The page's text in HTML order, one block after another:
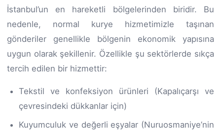
İstanbul’un en hareketli bölgelerinden biridir. Bu
nedenle, normal kurye hizmetimizle taşınan
gönderiler genellikle bölgenin ekonomik yapısına
uygun olarak şekillenir. Özellikle şu sektörlerde sıkça
tercih edilen bir hizmettir:
Tekstil ve konfeksiyon ürünleri (Kapalıçarşı ve
çevresindeki dükkanlar için)
Kuyumculuk ve değerli eşyalar (Nuruosmaniye’nin